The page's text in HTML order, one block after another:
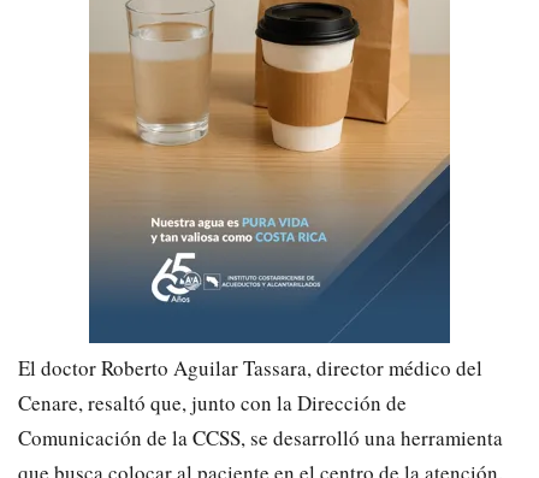
​El doctor Roberto Aguilar Tassara, director médico del
Cenare, resaltó que, junto con la Dirección de
Comunicación de la CCSS, se desarrolló una herramienta